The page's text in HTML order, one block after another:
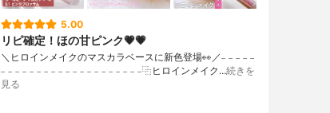
5.00
リピ確定！ほの甘ピンク💗💗
＼ヒロインメイクのマスカラベースに新色登場👀／𓐄 𓐄 𓐄 𓐄 𓐄
𓐄 𓐄 𓐄 𓐄 𓐄 𓐄 𓐄 𓐄 𓐄 𓐄 𓐄 𓐄 𓐄 𓐄 𓐄 𓐄 𓐄 𓐄 𓐄 𓐄⿻ヒロインメイク…続きを
見る